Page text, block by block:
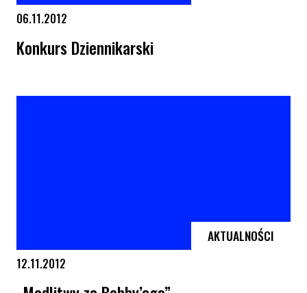
06.11.2012
Konkurs Dziennikarski
AKTUALNOŚCI
12.11.2012